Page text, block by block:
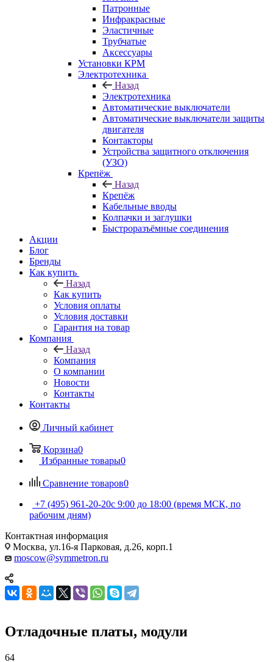
Патронные
Инфракрасные
Эластичные
Трубчатые
Аксессуары
Установки КРМ
Электротехника
Назад
Электротехника
Автоматические выключатели
Автоматические выключатели защиты
двигателя
Контакторы
Устройства защитного отключения
(УЗО)
Крепёж
Назад
Крепёж
Кабельные вводы
Колпачки и заглушки
Быстроразъёмные соединения
Акции
Блог
Бренды
Как купить
Назад
Как купить
Условия оплаты
Условия доставки
Гарантия на товар
Компания
Назад
Компания
О компании
Новости
Контакты
Контакты
Личный кабинет
Корзина0
Избранные товары0
Сравнение товаров0
+7 (495) 961-20-20с 9:00 до 18:00 (время МСК, по
рабочим дням)
Контактная информация
Москва, ул.16-я Парковая, д.26, корп.1
moscow@symmetron.ru
Отладочные платы, модули
64